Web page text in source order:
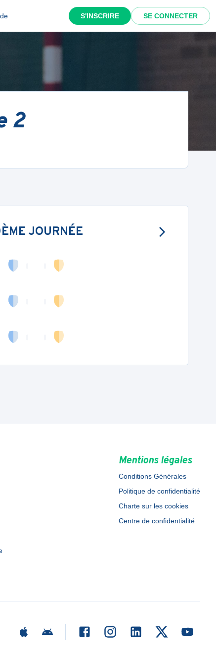
S'INSCRIRE SE CONNECTER
2
JOURNÉE
Mentions légales
Conditions Générales
Politique de confidentialité
Charte sur les cookies
Centre de confidentialité